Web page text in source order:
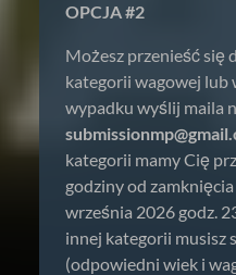
OPCJA #2
Możesz przenieść się
kategorii wagowej lub
wypadku wyślij maila
kategorii mamy Cię
godziny od
września 2026 godz.
innej kategorii musisz
(odpowiedni wiek i